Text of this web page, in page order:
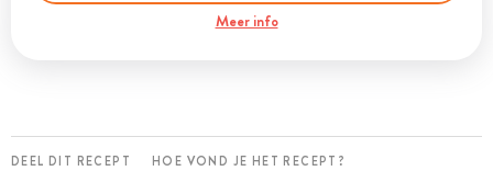
Meer info
DEEL DIT RECEPT HOE VOND JE HET RECEPT?